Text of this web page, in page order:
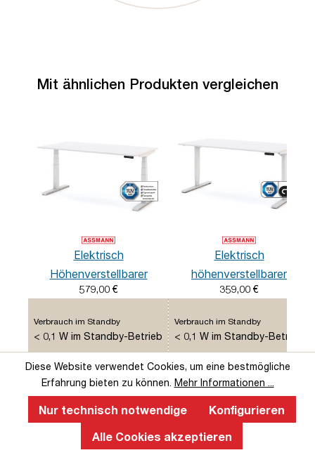
Mit ähnlichen Produkten vergleichen
Elektrisch
Höhenverstellbarer
Familien Schreibtisch
579,00 €
Verbrauch im Standby
< 0,1 W im Standby-Betrieb
Verfügbare Breiten (in 200 mm
Schritten)
1200 - 1800 mm /
teleskopierbar von 1200 -
1800 mm
Anzahl Rohrpaare
Elektrisch
höhenverstellbarer
Schreibtisch Y-Line
359,00 €
Verbrauch im Standby
< 0,1 W im Standby-Betrieb
Verfügbare Breiten (in 200 mm
Schritten)
teleskopierbar von 1200 -
1800 mm
Anzahl Rohrpaare
Diese Website verwendet Cookies, um eine bestmögliche
Erfahrung bieten zu können. Mehr Informationen ...
Nur technisch notwendige
Konfigurieren
Alle Cookies akzeptieren